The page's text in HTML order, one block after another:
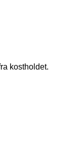
kostholdet.